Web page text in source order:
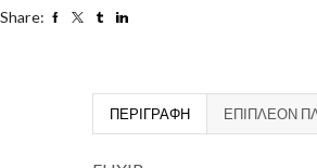
Share:
ΠΕΡΙΓΡΑΦΉ ΕΠΙΠΛΈΟΝ